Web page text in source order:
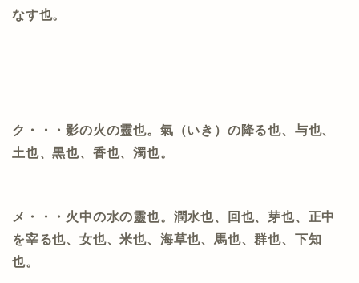
なす也。
ク・・・影の火の靈也。氣（いき）の降る也、与也、
土也、黒也、香也、濁也。
メ・・・火中の水の靈也。潤水也、回也、芽也、正中
を宰る也、女也、米也、海草也、馬也、群也、下知
也。